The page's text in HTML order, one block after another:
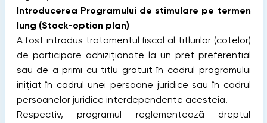
Introducerea Programului de stimulare pe termen
lung (Stock-option plan)
A fost introdus tratamentul fiscal al titlurilor (cotelor)
de participare achiziționate la un preț preferențial
sau de a primi cu titlu gratuit în cadrul programului
inițiat în cadrul unei persoane juridice sau în cadrul
persoanelor juridice interdependente acesteia.
Respectiv, programul reglementează dreptul